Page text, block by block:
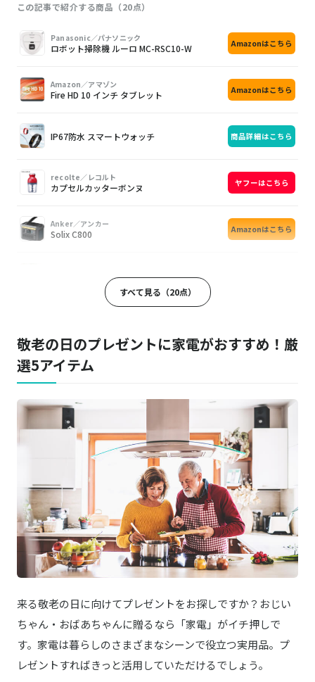
この記事で紹介する商品（20点）
画
像
商
品
購
入
Panasonic／パナソニック
ロボット掃除機 ルーロ MC-RSC10-W Amazonはこちら
Amazon／アマゾン
Fire HD 10 インチ タブレット Amazonはこちら
IP67防水 スマートウォッチ 商品詳細はこちら
recolte／レコルト
カプセルカッターボンヌ ヤフーはこちら
Anker／アンカー
Solix C800 Amazonはこちら
名入れ デジタルフォトフレーム
DANSOON／ダンスーン
ネックバンドファン ローリング
TWINBIRD／ツインバード
お茶ひき器 緑茶美採
OMRON／オムロン
楽天はこちら
siroca／シロカ
HOT&COOL サーキュレーター ポカクール Amazonはこちら
IRIS OHYAMA／アイリスオーヤマ
ヨーグルトメーカー KYM-016-W 商品詳細はこちら
クックケトル 0.8L 茶こし付き 楽天はこちら
折りたたみ式フットバス ふっとひと息 商品詳細はこちら
すべて見る（20点）
敬老の日のプレゼントに家電がおすすめ！厳
選5アイテム
来る敬老の日に向けてプレゼントをお探しですか？おじい
ちゃん・おばあちゃんに贈るなら「家電」がイチ押しで
す。家電は暮らしのさまざまなシーンで役立つ実用品。プ
レゼントすればきっと活用していただけるでしょう。